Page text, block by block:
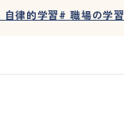
自律的学習#職場の学習